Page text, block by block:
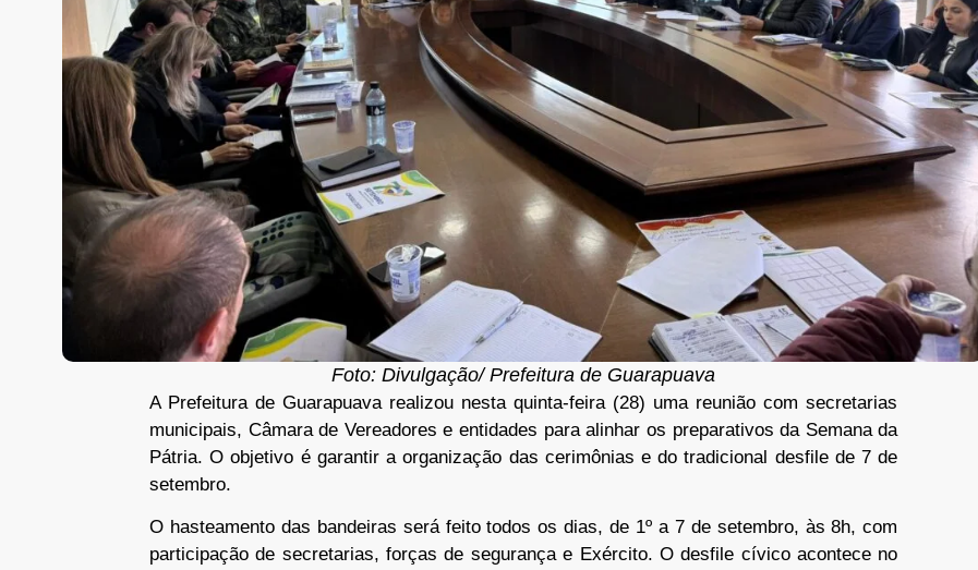
Foto: Divulgação/ Prefeitura de Guarapuava
A Prefeitura de Guarapuava realizou nesta quinta-feira (28) uma reunião com secretarias
municipais, Câmara de Vereadores e entidades para alinhar os preparativos da Semana da
Pátria. O objetivo é garantir a organização das cerimônias e do tradicional desfile de 7 de
setembro.
O hasteamento das bandeiras será feito todos os dias, de 1º a 7 de setembro, às 8h, com
participação de secretarias, forças de segurança e Exército. O desfile cívico acontece no